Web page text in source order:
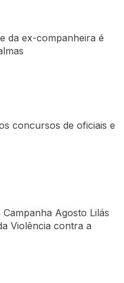
da ex-companheira é
concursos de oficiais e
Agosto Lilás
Violência contra a